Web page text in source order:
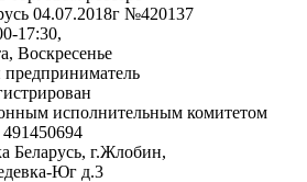
04.07.2018г №420137
17:30,
Воскресенье
исполнительным комитетом
Беларусь, г.Жлобин,
Юг д.3